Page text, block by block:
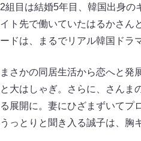
2組目は結婚5年目、韓国出身の
イト先で働いていたはるかさん
ードは、まるでリアル韓国ドラ
まさかの同居生活から恋へと発
と大はしゃぎ。さらに、さんま
る展開に。妻にひざまずいて
うっとりと聞き入る誠子は、胸